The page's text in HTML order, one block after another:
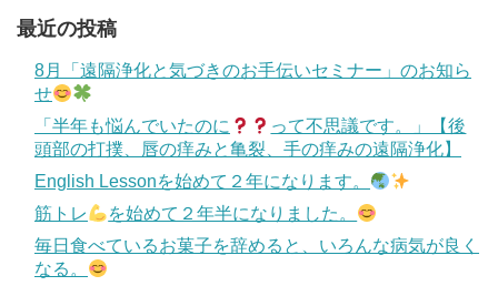
最近の投稿
8月「遠隔浄化と気づきのお手伝いセミナー」のお知ら
せ
「半年も悩んでいたのに
って不思議です。」【後
頭部の打撲、唇の痒みと亀裂、手の痒みの遠隔浄化】
English Lessonを始めて２年になります。
筋トレ
を始めて２年半になりました。
毎日食べているお菓子を辞めると、いろんな病気が良く
なる。